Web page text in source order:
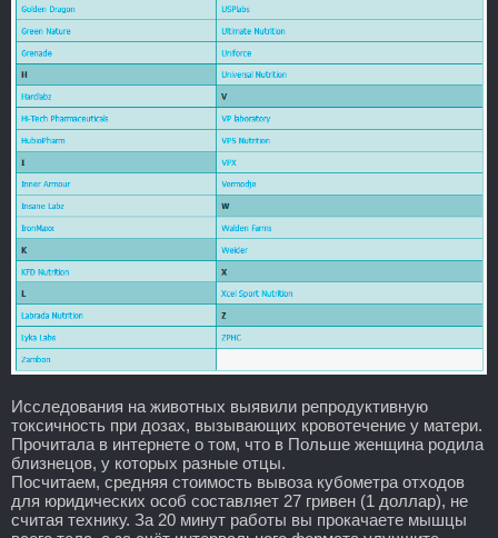
Исследования на животных выявили репродуктивную
токсичность при дозах, вызывающих кровотечение у матери.
Прочитала в интернете о том, что в Польше женщина родила
близнецов, у которых разные отцы.
Посчитаем, средняя стоимость вывоза кубометра отходов
для юридических особ составляет 27 гривен (1 доллар), не
считая технику. За 20 минут работы вы прокачаете мышцы